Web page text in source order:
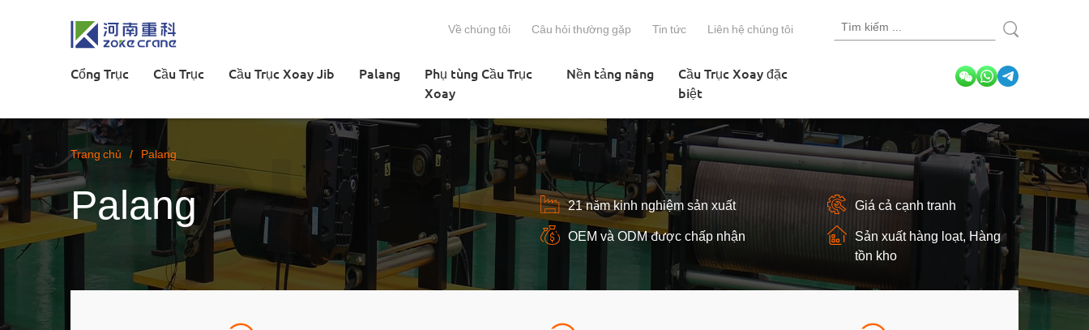
Về chúng tôi Câu hỏi thường gặp Tin tức Liên hệ chúng tôi
Cổng Trục Cầu Trục Cầu Trục Xoay Jib Palang
Phụ tùng Cầu Trục
Xoay
Nền tảng nâng
Cầu Trục Xoay đặc
biệt
Trang chủ / Palang
Palang 21 năm kinh nghiệm sản xuất
Giá cả cạnh tranh
OEM và ODM được chấp nhận
Sản xuất hàng loạt, Hàng
tồn kho